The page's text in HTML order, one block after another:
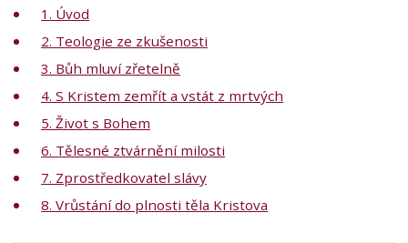
1. Úvod
2. Teologie ze zkušenosti
3. Bůh mluví zřetelně
4. S Kristem zemřít a vstát z mrtvých
5. Život s Bohem
6. Tělesné ztvárnění milosti
7. Zprostředkovatel slávy
8. Vrůstání do plnosti těla Kristova